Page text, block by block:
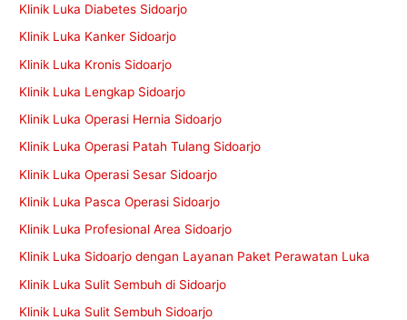
Klinik Luka Diabetes Sidoarjo
Klinik Luka Kanker Sidoarjo
Klinik Luka Kronis Sidoarjo
Klinik Luka Lengkap Sidoarjo
Klinik Luka Operasi Hernia Sidoarjo
Klinik Luka Operasi Patah Tulang Sidoarjo
Klinik Luka Operasi Sesar Sidoarjo
Klinik Luka Pasca Operasi Sidoarjo
Klinik Luka Profesional Area Sidoarjo
Klinik Luka Sidoarjo dengan Layanan Paket Perawatan Luka
Klinik Luka Sulit Sembuh di Sidoarjo
Klinik Luka Sulit Sembuh Sidoarjo